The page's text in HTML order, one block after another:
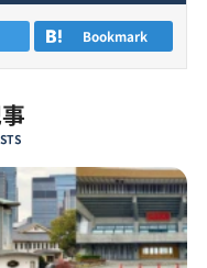
Bookmark